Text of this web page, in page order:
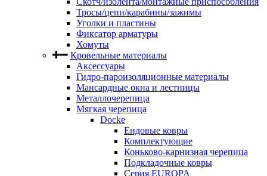
Тросы/цепи/карабины/зажимы
Уголки и пластины
Фиксатор арматуры
Хомуты
Кровельные материалы
Аксессуары
Гидро-пароизоляционные материалы
Мансардные окна и лестницы
Металлочерепица
Мягкая черепица
Docke
Ендовые ковры
Комплектующие
Коньково-карнизная черепица
Подкладочные ковры
Серия EUROPA